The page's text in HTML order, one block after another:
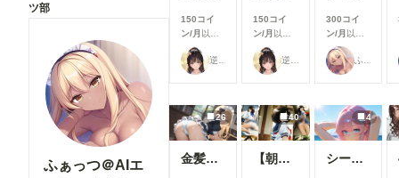
ツ部
ふぁっつ＠AIエ
150コイ
ン/月 以上
支援すると
見ることが
できます
150コイ
ン/月 以上
支援すると
見ることが
できます
300コイ
ン/月 以上
支援すると
見ることが
できます
26
金髪メイドちゃんとおパンツ♪
40
【朝倉南】パンチラ【むずかしい】リクエスト品
4
シールビキニ